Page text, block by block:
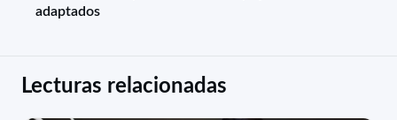
adaptados
Lecturas relacionadas